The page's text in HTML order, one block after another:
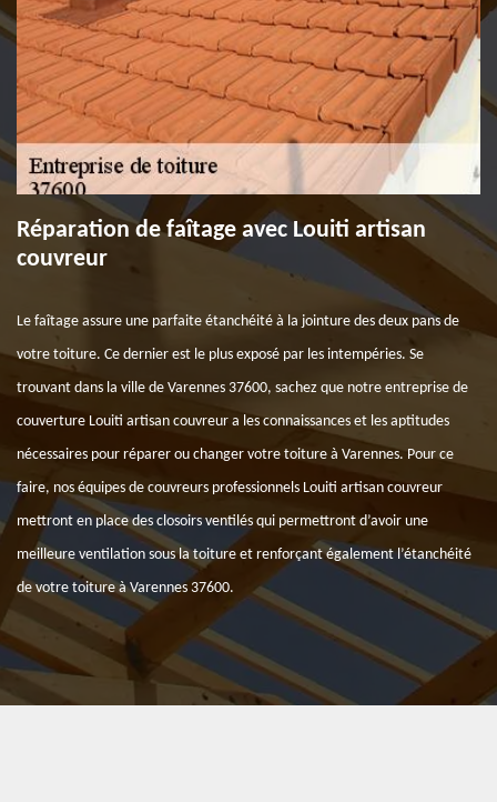
Réparation de faîtage avec Louiti artisan
couvreur
Le faîtage assure une parfaite étanchéité à la jointure des deux pans de
votre toiture. Ce dernier est le plus exposé par les intempéries. Se
trouvant dans la ville de Varennes 37600, sachez que notre entreprise de
couverture Louiti artisan couvreur a les connaissances et les aptitudes
nécessaires pour réparer ou changer votre toiture à Varennes. Pour ce
faire, nos équipes de couvreurs professionnels Louiti artisan couvreur
mettront en place des closoirs ventilés qui permettront d’avoir une
meilleure ventilation sous la toiture et renforçant également l’étanchéité
de votre toiture à Varennes 37600.